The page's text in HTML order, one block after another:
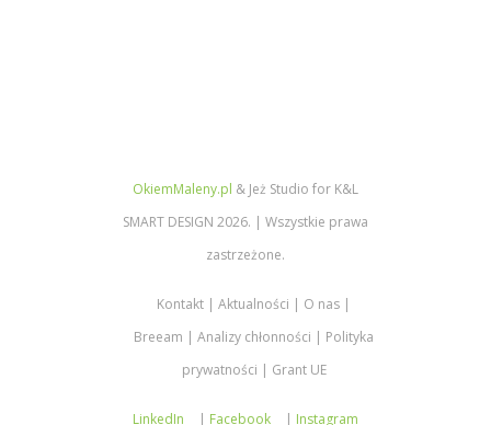
OkiemMaleny.pl & Jeż Studio for K&L
SMART DESIGN 2026. | Wszystkie prawa
zastrzeżone.
Kontakt Aktualności
O nas
Breeam
Analizy chłonności
Polityka
prywatności
Grant UE
LinkedIn | Facebook | Instagram